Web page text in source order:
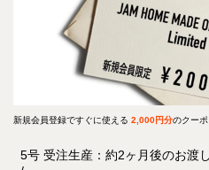
新規会員登録ですぐに使える 2,000円分のクー
5号 受注生産：約2ヶ月後のお渡し